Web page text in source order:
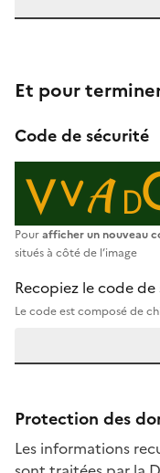
Et pour
Code de sécurité
Pourafficher un nouveau
situés à côté de l’image
Recopiez le code
Le code est composé de
Protection des
Les informations